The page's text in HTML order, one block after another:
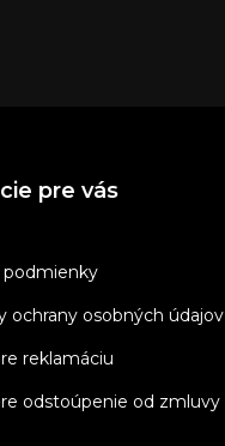
pre vás
ochrany osobných údajov
reklamáciu
odstoúpenie od zmluvy